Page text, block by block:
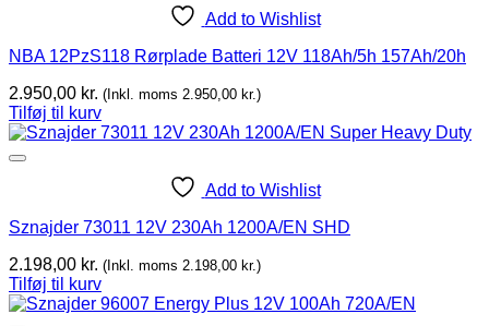
Add to Wishlist
NBA 12PzS118 Rørplade Batteri 12V 118Ah/5h 157Ah/20h
2.950,00 kr. (Inkl. moms 2.950,00 kr.)
Tilføj til kurv
Add to Wishlist
Sznajder 73011 12V 230Ah 1200A/EN SHD
2.198,00 kr. (Inkl. moms 2.198,00 kr.)
Tilføj til kurv